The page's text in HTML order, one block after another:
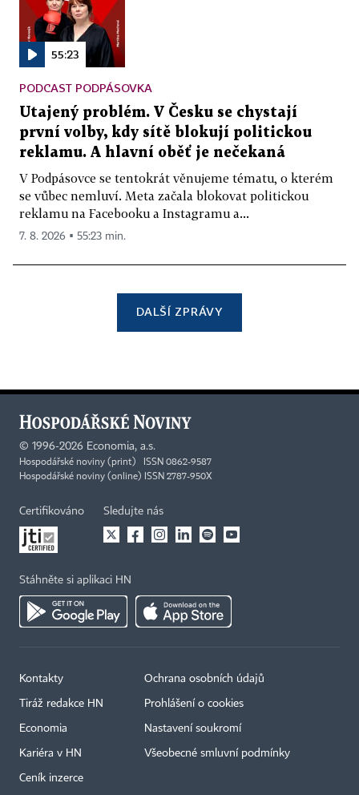
55:23
PODCAST PODPÁSOVKA
Utajený problém. V Česku se chystají
první volby, kdy sítě blokují politickou
reklamu. A hlavní oběť je nečekaná
V Podpásovce se tentokrát věnujeme tématu, o kterém
se vůbec nemluví. Meta začala blokovat politickou
reklamu na Facebooku a Instagramu a...
7. 8. 2026 ▪ 55:23 min.
DALŠÍ ZPRÁVY
© 1996-2026 Economia, a.s.
Hospodářské noviny (print) ISSN 0862-9587
Hospodářské noviny (online) ISSN 2787-950X
Certifikováno Sledujte nás
Stáhněte si aplikaci HN
Kontakty
Tiráž redakce HN
Economia
Kariéra v HN
Ceník inzerce
Ochrana osobních údajů
Prohlášení o cookies
Nastavení soukromí
Všeobecné smluvní podmínky